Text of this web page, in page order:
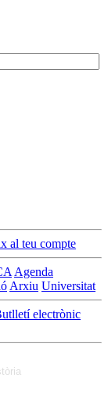
al teu compte
Agenda
Arxiu Universitat
electrònic